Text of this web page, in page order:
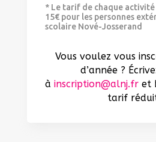
* Le tarif de chaque
15€ pour les personnes
scolaire Nové-Josserand
Vous voulez vous
d’année ?
àinscription@alnj.fr et
tarif